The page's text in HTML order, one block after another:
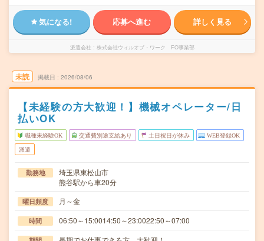
気になる! 応募へ進む 詳しく見る
派遣会社 株式会社ウィルオブ・ワーク FO事業部
未読 掲載日 2026/08/06
【未経験の方大歓迎！】機械オペレーター/日
払いOK
職種未経験OK 交通費別途支給あり 土日祝日が休み WEB登録OK
派遣
勤務地
埼玉県東松山市
熊谷駅から車20分
曜日頻度 月～金
時間 06:50～15:0014:50～23:0022:50～07:00